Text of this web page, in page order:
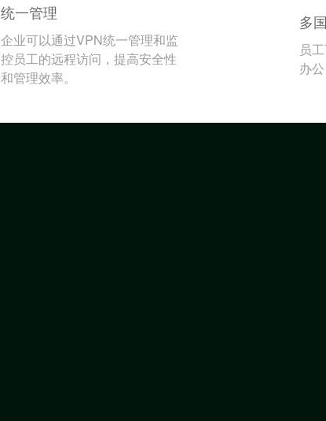
统一管理
企业可以通过VPN统一管理和监
控员工的远程访问，提高安全性
和管理效率。
多
员
办